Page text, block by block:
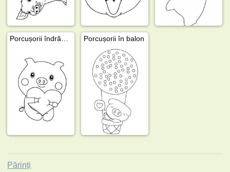
Porcușorii în balon
Părinți